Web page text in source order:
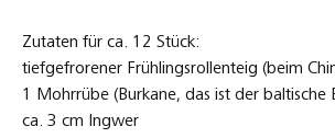
Zutaten für ca. 12 Stück:
tiefgefrorener Frühlingsrollenteig (beim
1 Mohrrübe (Burkane, das ist der baltische
ca. 3 cm Ingwer